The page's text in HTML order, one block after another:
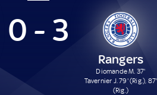
0 - 3
Rangers
Diomande M. 37'
Tavernier J. 79' (Rig.), 87'
(Rig.)